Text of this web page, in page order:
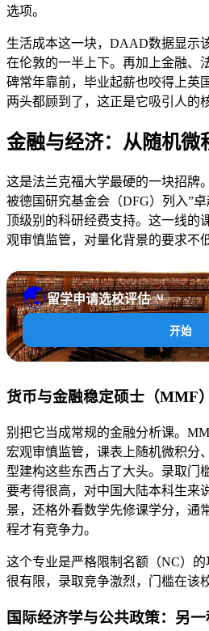
选项。
生活成本这一块，DAAD数据显示
在伦敦的一半上下。再加上金融、
碑常年靠前，毕业起薪也咬得上
两头都顾到了，这正是它吸引人的
金融与经济：从随机微
这是法兰克福大学最硬的一块招牌
被德国研究基金会（DFG）列入”
顶级别的科研经费支持。这一线的
观审慎监管，对量化背景的要求不低
🌏留学申请选校评估 AI
开始
货币与金融稳定硕士（MMF
别把它当成常规的金融分析课。
宏观审慎监管，课表上随机微积分
型建构这些东西占了大头。录取
要考得很高，对中国大陆本科生来
景，还格外看数学先修课学分，通
程才有竞争力。
这个专业是严格限制名额（NC）
很有限，录取竞争激烈，门槛在该
国际经济学与公共政策：另